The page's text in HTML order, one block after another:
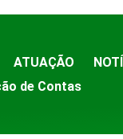
ATUAÇÃO
de Contas